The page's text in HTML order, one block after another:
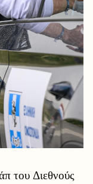
του Διεθνούς